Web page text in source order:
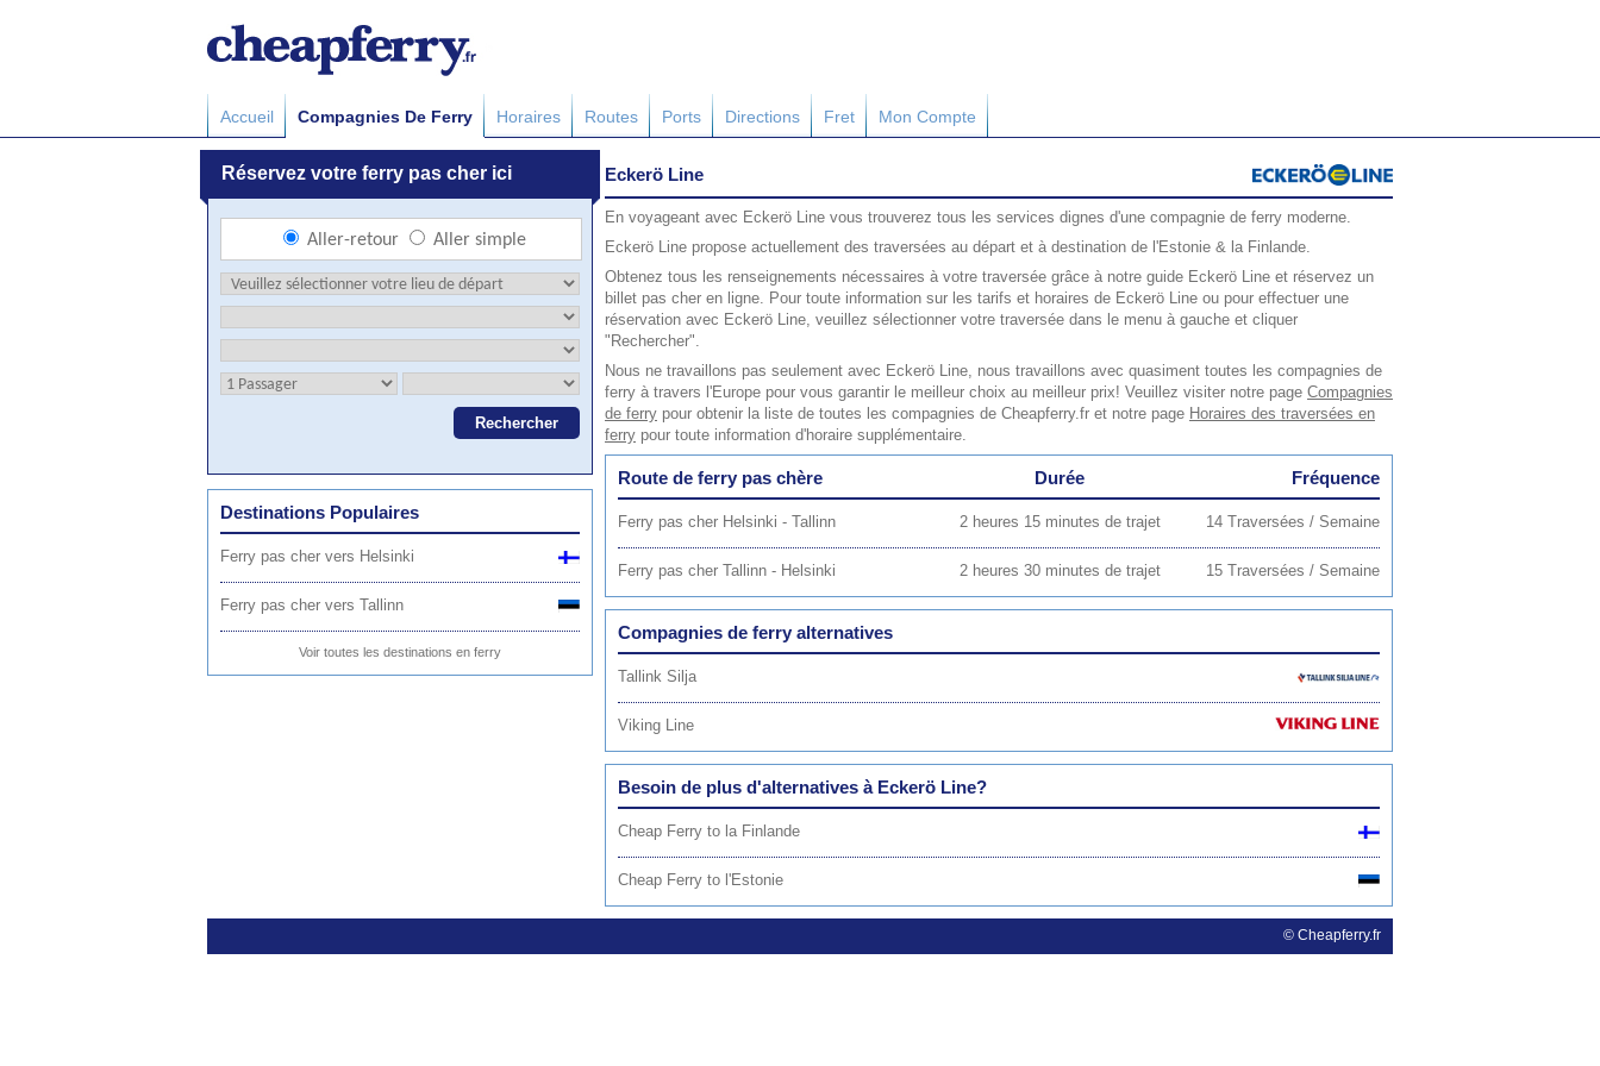
Accueil Compagnies De Ferry Horaires Routes Ports Directions Fret Mon Compte
Destinations Populaires
Ferry pas cher vers Helsinki
Ferry pas cher vers Tallinn
Voir toutes les destinations en ferry
Eckerö Line
En voyageant avec Eckerö Line vous trouverez tous les services dignes d'une compagnie de ferry moderne.
Eckerö Line propose actuellement des traversées au départ et à destination de l'Estonie & la Finlande.
Obtenez tous les renseignements nécessaires à votre traversée grâce à notre guide Eckerö Line et réservez un
billet pas cher en ligne. Pour toute information sur les tarifs et horaires de Eckerö Line ou pour effectuer une
réservation avec Eckerö Line, veuillez sélectionner votre traversée dans le menu à gauche et cliquer
"Rechercher".
Nous ne travaillons pas seulement avec Eckerö Line, nous travaillons avec quasiment toutes les compagnies de
ferry à travers l'Europe pour vous garantir le meilleur choix au meilleur prix! Veuillez visiter notre page Compagnies
de ferry pour obtenir la liste de toutes les compagnies de Cheapferry.fr et notre page Horaires des traversées en
ferry pour toute information d'horaire supplémentaire.
Route de ferry pas chère Durée Fréquence
Ferry pas cher Helsinki - Tallinn 2 heures 15 minutes de trajet 14 Traversées / Semaine
Ferry pas cher Tallinn - Helsinki 2 heures 30 minutes de trajet 15 Traversées / Semaine
Compagnies de ferry alternatives
Tallink Silja
Viking Line
Besoin de plus d'alternatives à Eckerö Line?
Cheap Ferry to la Finlande
Cheap Ferry to l'Estonie
© Cheapferry.fr